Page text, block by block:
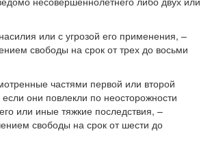
или с угрозой его применения, –
свободы на срок от трех до восьми
частями первой или второй
они повлекли по неосторожности
или иные тяжкие последствия, –
свободы на срок от шести до